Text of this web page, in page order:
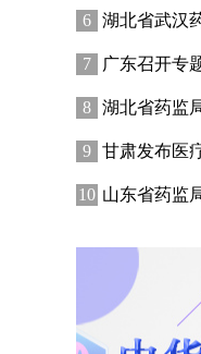
湖北省武汉
广东召开专
湖北省药监
甘肃发布医
山东省药监